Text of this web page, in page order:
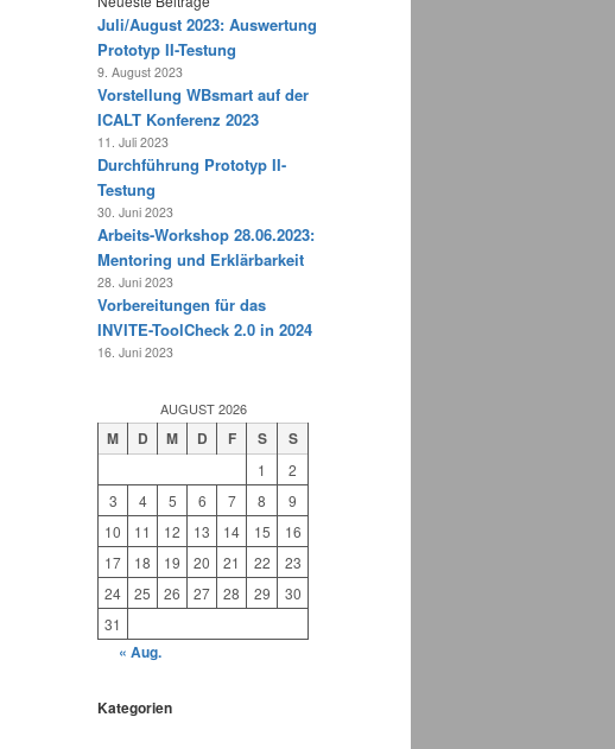
Juli/August 2023: Auswertung
Prototyp II-Testung
9. August 2023
Vorstellung WBsmart auf der
ICALT Konferenz 2023
11. Juli 2023
Durchführung Prototyp II-
Testung
30. Juni 2023
Arbeits-Workshop 28.06.2023:
Mentoring und Erklärbarkeit
28. Juni 2023
Vorbereitungen für das
INVITE-ToolCheck 2.0 in 2024
16. Juni 2023
AUGUST 2026
M D M D F S S
1
2
3
4 5 6 7 8
9
10
11 12 13 14 15
16
17
18 19 20 21 22
23
24
25 26 27 28 29
30
31
« Aug.
Kategorien